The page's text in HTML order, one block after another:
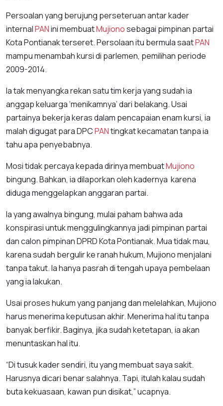
Persoalan yang berujung perseteruan antar kader
internalPANini membuatMujionosebagai pimpinan partai
Kota Pontianak terseret. Persolaan itu bermula saatPAN
mampu menambah kursi di parlemen, pemilihan periode
2009-2014.
Ia tak menyangka rekan satu tim kerja yang sudah ia
anggap keluarga ‘menikamnya’ dari belakang. Usai
partainya bekerja keras dalam pencapaian enam kursi, ia
malah digugat para DPCPANtingkat kecamatan tanpa ia
tahu apa penyebabnya.
Mosi tidak percaya kepada dirinya membuatMujiono
bingung. Bahkan, ia dilaporkan oleh kadernya karena
diduga menggelapkan anggaran partai.
Ia yang awalnya bingung, mulai paham bahwa ada
konspirasi untuk menggulingkannya jadi pimpinan partai
dan calon pimpinan DPRD Kota Pontianak. Mua tidak mau,
karena sudah bergulir ke ranah hukum, Mujiono menjalani
tanpa takut. Ia hanya pasrah di tengah upaya pembelaan
yang ia lakukan.
Usai proses hukum yang panjang dan melelahkan, Mujiono
harus menerima keputusan akhir. Menerima hal itu tanpa
banyak berfikir. Baginya, jika sudah ketetapan, ia akan
menuntaskan hal itu.
“Di tusuk kader sendiri, itu yang membuat saya sakit.
Harusnya dicari benar salahnya. Tapi, itulah kalau sudah
buta kekuasaan, kawan pun disikat,” ucapnya.